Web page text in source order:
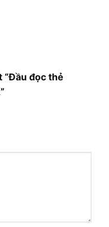
“Đầu đọc thẻ